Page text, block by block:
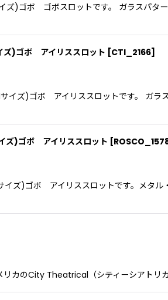
ゴボ ゴボスロットです。 ガラスパター
)ゴボ アイリススロット [CTI_2166]
ズ)ゴボ アイリススロットです。 ガラ
)ゴボ アイリススロット [
)ゴボ アイリススロットです。メタル
リカのCity Theatrical（シティーシアト